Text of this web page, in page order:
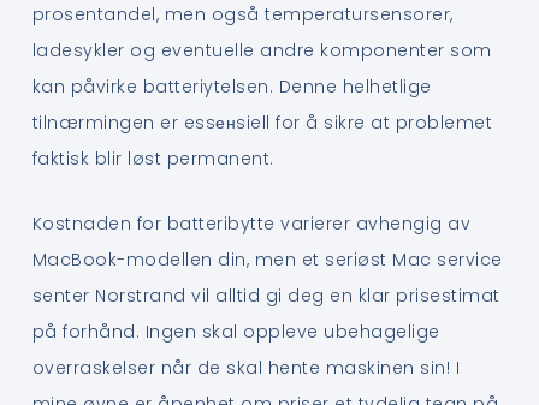
prosentandel, men også temperatursensorer,
ladesykler og eventuelle andre komponenter som
kan påvirke batteriytelsen. Denne helhetlige
tilnærmingen er essенsiell for å sikre at problemet
faktisk blir løst permanent.
Kostnaden for batteribytte varierer avhengig av
MacBook-modellen din, men et seriøst Mac service
senter Norstrand vil alltid gi deg en klar prisestimat
på forhånd. Ingen skal oppleve ubehagelige
overraskelser når de skal hente maskinen sin! I